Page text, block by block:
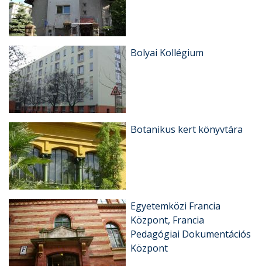
Bolyai Kollégium
Botanikus kert könyvtára
Egyetemközi Francia
Központ, Francia
Pedagógiai Dokumentációs
Központ